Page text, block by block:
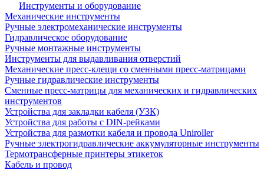
Инструменты и оборудование
Механические инструменты
Ручные электромеханические инструменты
Гидравлическое оборудование
Ручные монтажные инструменты
Инструменты для выдавливания отверстий
Механические пресс-клещи со сменными пресс-матрицами
Ручные гидравлические инструменты
Сменные пресс-матрицы для механических и гидравлических
инструментов
Устройства для закладки кабеля (УЗК)
Устройства для работы с DIN-рейками
Устройства для размотки кабеля и провода Uniroller
Ручные электрогидравлические аккумуляторные инструменты
Термотрансферные принтеры этикеток
Кабель и провод